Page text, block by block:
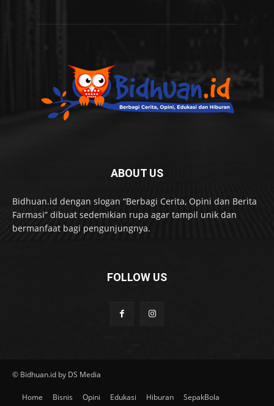
ABOUT US
Bidhuan.id dengan slogan “Berbagi Cerita, Opini dan Berita
Farmasi” dibuat sedemikian rupa agar tampil unik dan
bermanfaat bagi pengunjungnya.
FOLLOW US
© Bidhuan.id by DS Media
Home Bisnis Opini Edukasi Hiburan
SepakBola